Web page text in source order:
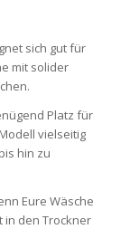
sich gut für
mit solider
Platz für
vielseitig
hin zu
Eure Wäsche
in den Trockner